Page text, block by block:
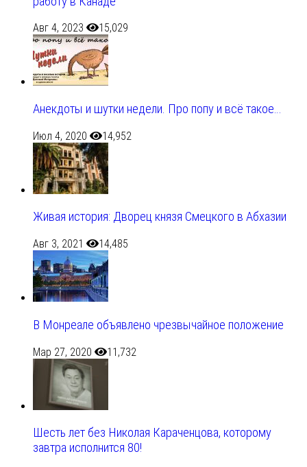
Авг 4, 2023 15,029
Анекдоты и шутки недели. Про попу и всё такое…
Июл 4, 2020 14,952
Живая история: Дворец князя Смецкого в Абхазии
Авг 3, 2021 14,485
В Монреале объявлено чрезвычайное положение
Мар 27, 2020 11,732
Шесть лет без Николая Караченцова, которому
завтра исполнится 80!